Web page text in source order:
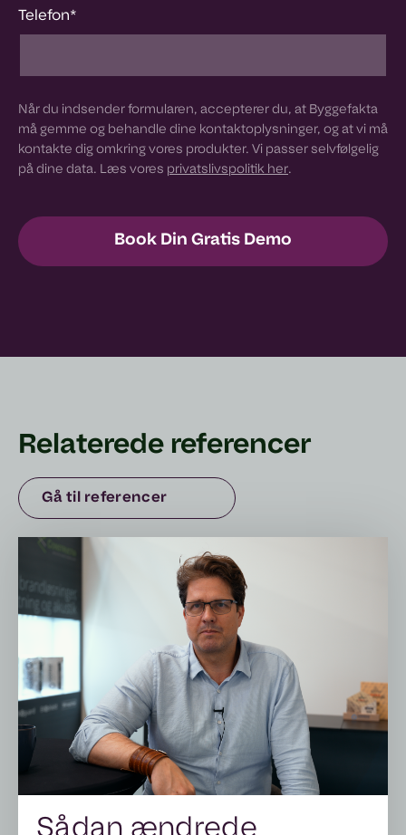
Telefon*
Når du indsender formularen, accepterer du, at Byggefakta
må gemme og behandle dine kontaktoplysninger, og at vi må
kontakte dig omkring vores produkter. Vi passer selvfølgelig
på dine data. Læs vores privatslivspolitik her.
Relaterede referencer
Gå til referencer